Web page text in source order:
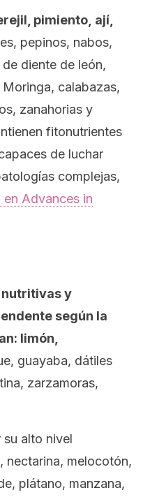
pimiento, ají,
pepinos, nabos,
diente de león,
calabazas,
zanahorias y
fitonutrientes
de luchar
complejas,
en Advances in
nutritivas y
según la
limón,
guayaba, dátiles
zarzamoras,
alto nivel
nectarina, melocotón,
plátano, manzana,